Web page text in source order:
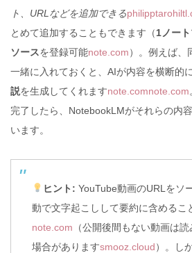
ト、URLなどを追加できる
とめて追加することもできます（1ノー
ソースを登録可能note.com）。例えば、
一緒に入れておくと、AIが内容を横断的
説を生成してくれますnote.comnote.com
完了したら、NotebookLMがそれらの内
います。
ヒント: YouTube動画のURLをソ
動で文字起こしして要約に含めるこ
note.com （公開後間もない動画は
場合がありますsmooz.cloud）。し